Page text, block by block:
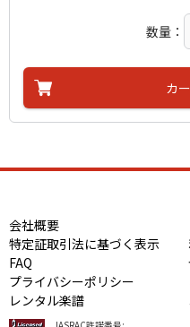
数量：
カ
会社概要
特定証取引法に基づく表示
FAQ
プライバシーポリシー
レンタル楽譜